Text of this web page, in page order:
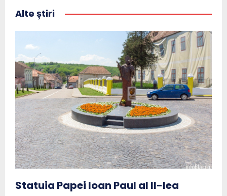
Alte știri
Statuia Papei Ioan Paul al II-lea